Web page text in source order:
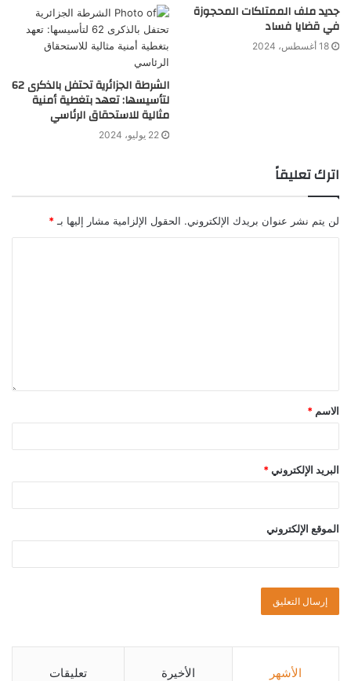
جديد ملف الممتلكات المحجوزة
في قضايا فساد
18 أغسطس، 2024
الشرطة الجزائرية تحتفل بالذكرى 62
لتأسيسها: تعهد بتغطية أمنية
مثالية للاستحقاق الرئاسي
22 يوليو، 2024
اترك تعليقاً
لن يتم نشر عنوان بريدك الإلكتروني. الحقول الإلزامية مشار إليها بـ *
الاسم *
البريد الإلكتروني *
الموقع الإلكتروني
الأشهر الأخيرة تعليقات